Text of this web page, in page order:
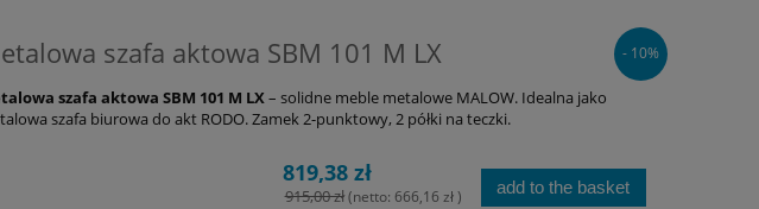
szafa aktowa SBM 101 M LX
szafa aktowa SBM 101 M LX– solidne meble metalowe MALOW. Idealna jako
szafa biurowa do akt RODO. Zamek 2-punktowy, 2 półki na teczki.
819,38 zł
915,00 zł (netto: 666,16 zł ) add to the basket
- 10%